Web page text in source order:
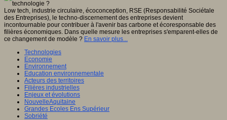
Low tech, industrie circulaire, écoconception, RSE (Responsabilité Sociétale
des Entreprises), le techno-discernement des entreprises devient
incontournable pour contribuer à l'avenir bas carbone et écoresponsable des
filières économiques. Dans quelle mesure les entreprises s'emparent-elles de
ce changement de modèle ? En savoir plus...
Technologies
Economie
Environnement
Education environnementale
Acteurs des territoires
Filières industrielles
Enjeux et évolutions
NouvelleAquitaine
Grandes Ecoles Ens Supérieur
Sobriété